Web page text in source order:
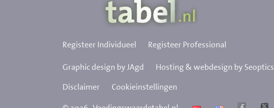
Registeer Individueel Registeer Professional
Graphic design by JAgd Hosting & webdesign by Seoptics
Disclaimer
Cookieinstellingen